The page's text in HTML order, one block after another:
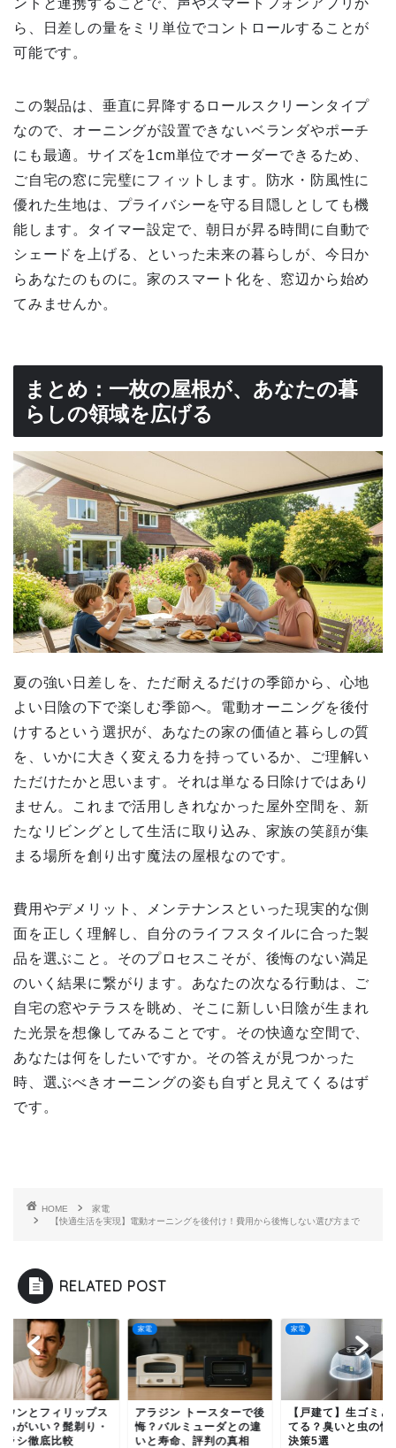
ントと連携することで、声やスマートフォンアプリか
ら、日差しの量をミリ単位でコントロールすることが
可能です。
この製品は、垂直に昇降するロールスクリーンタイプ
なので、オーニングが設置できないベランダやポーチ
にも最適。サイズを1cm単位でオーダーできるため、
ご自宅の窓に完璧にフィットします。防水・防風性に
優れた生地は、プライバシーを守る目隠しとしても機
能します。タイマー設定で、朝日が昇る時間に自動で
シェードを上げる、といった未来の暮らしが、今日か
らあなたのものに。家のスマート化を、窓辺から始め
てみませんか。
まとめ：一枚の屋根が、あなたの暮
らしの領域を広げる
夏の強い日差しを、ただ耐えるだけの季節から、心地
よい日陰の下で楽しむ季節へ。電動オーニングを後付
けするという選択が、あなたの家の価値と暮らしの質
を、いかに大きく変える力を持っているか、ご理解い
ただけたかと思います。それは単なる日除けではあり
ません。これまで活用しきれなかった屋外空間を、新
たなリビングとして生活に取り込み、家族の笑顔が集
まる場所を創り出す魔法の屋根なのです。
費用やデメリット、メンテナンスといった現実的な側
面を正しく理解し、自分のライフスタイルに合った製
品を選ぶこと。そのプロセスこそが、後悔のない満足
のいく結果に繋がります。あなたの次なる行動は、ご
自宅の窓やテラスを眺め、そこに新しい日陰が生まれ
た光景を想像してみることです。その快適な空間で、
あなたは何をしたいですか。その答えが見つかった
時、選ぶべきオーニングの姿も自ずと見えてくるはず
です。
HOME
家電
【快適生活を実現】電動オーニングを後付け！費用から後悔しない選び方まで
RELATED POST
ウンとフィリップス
ちがいい？髭剃り・
ラシ徹底比較
家電
アラジン トースターで後
悔？バルミューダとの違
いと寿命、評判の真相
家電
【戸建て】生ゴミど
てる？臭いと虫の悩
決策5選